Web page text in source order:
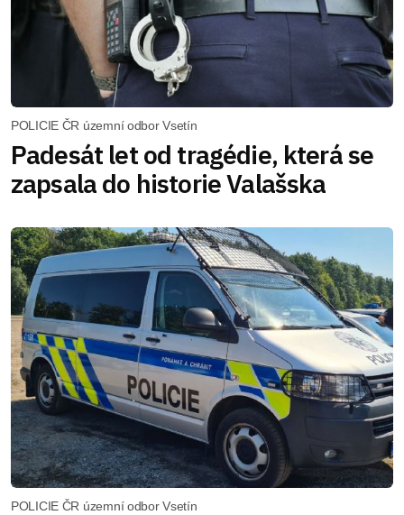
POLICIE ČR územní odbor Vsetín
Padesát let od tragédie, která se
zapsala do historie Valašska
POLICIE ČR územní odbor Vsetín